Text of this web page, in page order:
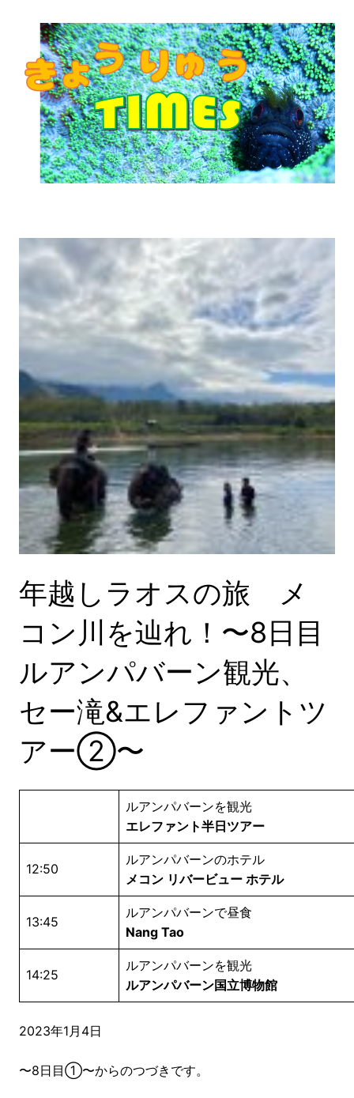
年越しラオスの旅 メ
コン川を辿れ！〜8日目
ルアンパバーン観光、
セー滝&エレファントツ
アー②〜
ルアンパバーンを観光
エレファント半日ツアー
12:50
ルアンパバーンのホテル
メコン リバービュー ホテル
13:45
ルアンパバーンで昼食
Nang Tao
14:25
ルアンパバーンを観光
ルアンパバーン国立博物館
2023年1月4日
〜8日目①〜からのつづきです。